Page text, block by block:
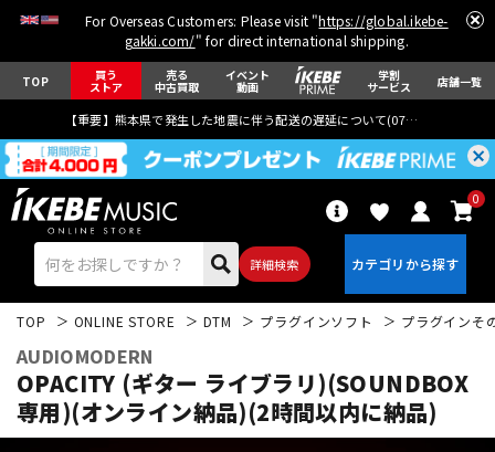
For Overseas Customers: Please visit "https://global.ikebe-
gakki.com/" for direct international shipping.
TOP 買う
ストア
売る
中古買取
イベント
動画
学割
サービス 店舗一覧
【重要】熊本県で発生した地震に伴う配送の遅延について(07月29日
詳細検索
0
TOP ONLINE STORE DTM プラグインソフト プラグインそ
AUDIOMODERN
OPACITY (ギター ライブラリ)(SOUNDBOX
専用)(オンライン納品)(2時間以内に納品)